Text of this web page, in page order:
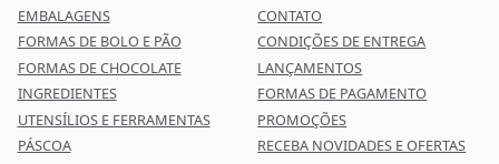
EMBALAGENS
FORMAS DE BOLO E PÃO
FORMAS DE CHOCOLATE
INGREDIENTES
UTENSÍLIOS E FERRAMENTAS
PÁSCOA
CONTATO
CONDIÇÕES DE ENTREGA
LANÇAMENTOS
FORMAS DE PAGAMENTO
PROMOÇÕES
RECEBA NOVIDADES E OFERTAS